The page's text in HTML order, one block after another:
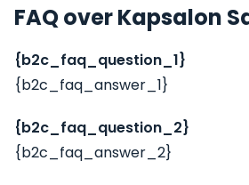
FAQ over Kapsalon
{b2c_faq_question_1}
{b2c_faq_answer_1}
{b2c_faq_question_2}
{b2c_faq_answer_2}